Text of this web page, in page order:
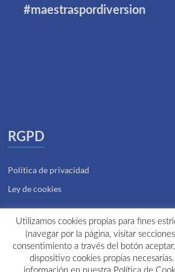
#maestraspordiversion
RGPD
Política de privacidad
Ley de cookies
Zona privada
Utilizamos cookies propias para fines
(navegar por la página, visitar
consentimiento a través del botón
dispositivo cookies propias